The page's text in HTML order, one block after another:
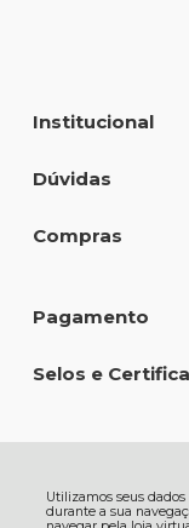
Utilizamos seus
durante a sua
Institucional
Dúvidas
Compras
Pagamento
Selos e
Machado -
CNPJ: 81.373.441/